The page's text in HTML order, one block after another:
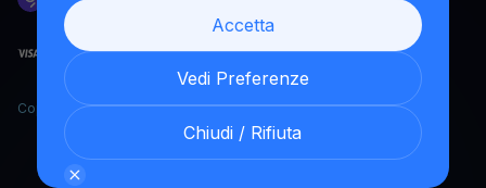
Accetta
Vedi Preferenze
Chiudi / Rifiuta
Copyright YouHodler, 2026.